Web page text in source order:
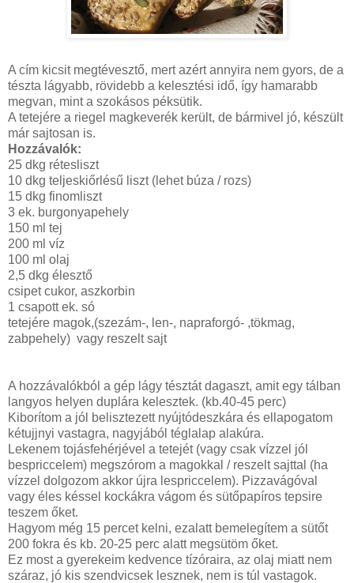
A cím kicsit megtévesztő, mert azért annyira nem gyors, de a
tészta lágyabb, rövidebb a kelesztési idő, így hamarabb
megvan, mint a szokásos péksütik.
A tetejére a riegel magkeverék került, de bármivel jó, készült
már sajtosan is.
Hozzávalók:
25 dkg rétesliszt
10 dkg teljeskiőrlésű liszt (lehet búza / rozs)
15 dkg finomliszt
3 ek. burgonyapehely
150 ml tej
200 ml víz
100 ml olaj
2,5 dkg élesztő
csipet cukor, aszkorbin
1 csapott ek. só
tetejére magok,(szezám-, len-, napraforgó- ,tökmag,
zabpehely) vagy reszelt sajt
A hozzávalókból a gép lágy tésztát dagaszt, amit egy tálban
langyos helyen duplára kelesztek. (kb.40-45 perc)
Kiborítom a jól belisztezett nyújtódeszkára és ellapogatom
kétujjnyi vastagra, nagyjából téglalap alakúra.
Lekenem tojásfehérjével a tetejét (vagy csak vízzel jól
bespriccelem) megszórom a magokkal / reszelt sajttal (ha
vízzel dolgozom akkor újra lespriccelem). Pizzavágóval
vagy éles késsel kockákra vágom és sütőpapíros tepsire
teszem őket.
Hagyom még 15 percet kelni, ezalatt bemelegítem a sütőt
200 fokra és kb. 20-25 perc alatt megsütöm őket.
Ez most a gyerekeim kedvence tízóraira, az olaj miatt nem
száraz, jó kis szendvicsek lesznek, nem is túl vastagok.